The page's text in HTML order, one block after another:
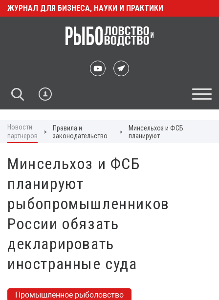
ЖУРНАЛ ДЛЯ БИЗНЕСА, НАУКИ И ПРАКТИКИ
Новости
партнеров
>
Правила и
законодательство
>
Минсельхоз и ФСБ
планируют
декларировать
иностранные суда
Минсельхоз и ФСБ
планируют
рыбопромышленников
России обязать
декларировать
иностранные суда
Промышленное рыболовство